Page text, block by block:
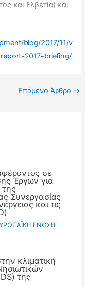
και Ελβετία) και
blog/2017/11/v
2017-briefing/
Επόμενο Άρθρο →
σε
Έργων για
Συνεργασίας
και τις
ΕΝΩΣΗ
κλιματική
της